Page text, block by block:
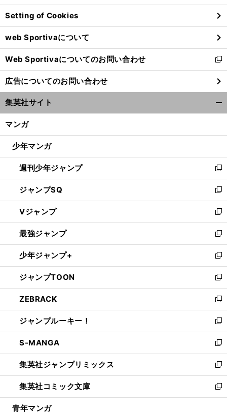
ン
ド
ウ
で
開
く
Setting of Cookies
web Sportivaについて
Web Sportivaについてのお問い合わせ
新
し
い
ウ
ィ
ン
ウ
開
く
広告についてのお問い合わせ
集英社サイト
マンガ
少年マンガ
週刊少年ジャンプ
新
し
い
ウ
ィ
ン
ド
ウ
で
開
く
ジャンプSQ
新
し
い
ウ
ィ
ン
ド
ウ
で
開
く
Vジャンプ
新
し
い
ウ
ィ
ン
ド
ウ
で
開
く
最強ジャンプ
新
し
い
ウ
ィ
ン
ド
ウ
で
開
く
少年ジャンプ+
新
し
い
ウ
ィ
ン
ド
ウ
で
開
く
ジャンプTOON
新
し
い
ウ
ィ
ン
ド
ウ
で
開
く
ZEBRACK
新
し
い
ウ
ィ
ン
ド
ウ
で
開
ジャンプルーキー！
新
し
い
ウ
ィ
ン
ド
ウ
S-MANGA
新
し
い
ウ
ィ
ン
集英社ジャンプリミックス
新
し
い
ウ
集英社コミック文庫
新
し
青年マンガ